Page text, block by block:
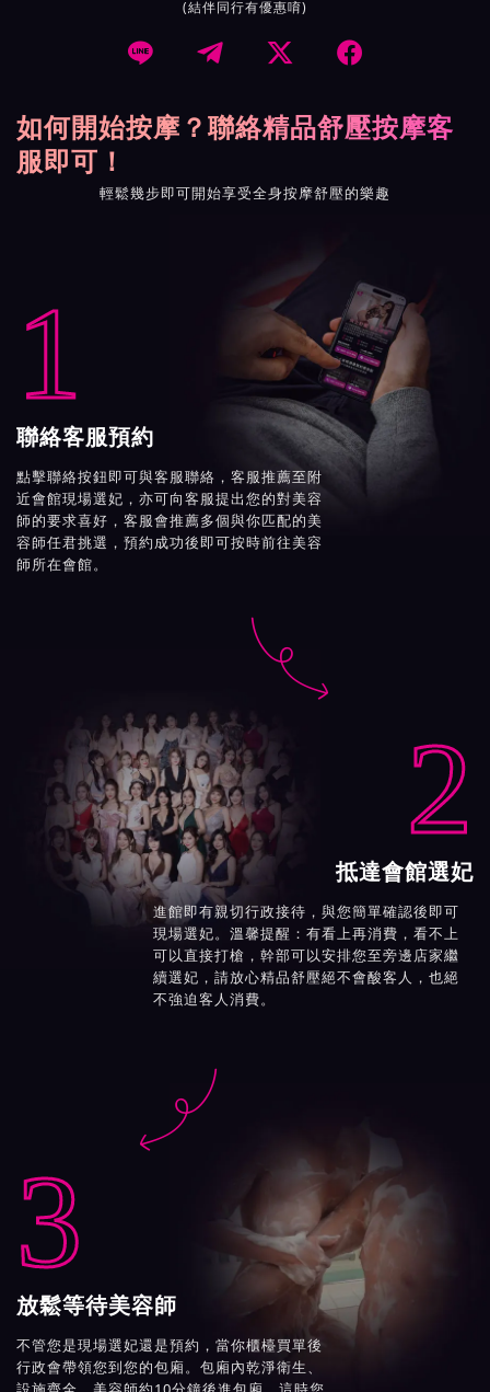
(結伴同行有優惠唷)
   
如何開始按摩？聯絡精品舒壓按摩客
服即可！
輕鬆幾步即可開始享受全身按摩舒壓的樂趣
1
聯絡客服預約
點擊聯絡按鈕即可與客服聯絡，客服推薦至附
近會館現場選妃，亦可向客服提出您的對美容
師的要求喜好，客服會推薦多個與你匹配的美
容師任君挑選，預約成功後即可按時前往美容
師所在會館。

2
抵達會館選妃
進館即有親切行政接待，與您簡單確認後即可
現場選妃。溫馨提醒：有看上再消費，看不上
可以直接打槍，幹部可以安排您至旁邊店家繼
續選妃，請放心精品舒壓絕不會酸客人，也絕
不強迫客人消費。

3
放鬆等待美容師
不管您是現場選妃還是預約，當你櫃檯買單後
行政會帶領您到您的包廂。包廂內乾淨衛生、